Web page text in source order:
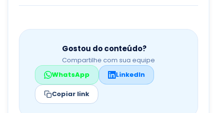
Gostou do conteúdo?
Compartilhe com sua equipe
WhatsApp
LinkedIn
Copiar link